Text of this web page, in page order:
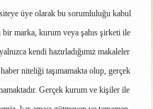
üye olarak bu sorumluluğu kabul
marka, kurum veya şahıs şirketi ile
kendi hazırladığımız makaleler
niteliği taşımamakta olup, gerçek
Gerçek kurum ve kişiler ile